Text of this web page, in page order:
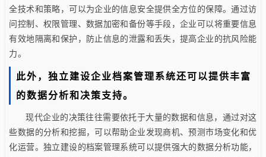
全技术和策略，可以为企业的信息安全提供全方位的保障。通过访
问控制、权限管理、数据加密和备份等手段，企业可以将重要信息
有效地隔离和保护，防止信息的泄露和丢失，提高企业的抗风险能
力。
此外，独立建设企业档案管理系统还可以提供丰富
的数据分析和决策支持。
现代企业的决策往往需要依托于大量的数据和信息，通过对这
些数据的分析和挖掘，可以帮助企业发现商机、预测市场变化和优
化运营。独立建设的档案管理系统可以提供强大的数据分析功能，